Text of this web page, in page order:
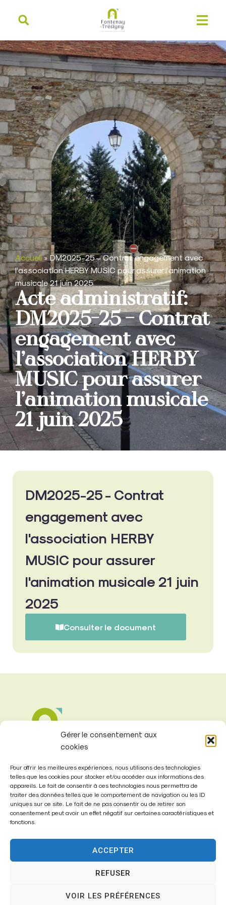
Gérer le consentement aux
cookies
Pour offrir les meilleures expériences, nous utilisons des technologies
telles que les cookies pour stocker et/ou accéder aux informations des
appareils. Le fait de consentir à ces technologies nous permettra de
traiter des données telles que le comportement de navigation ou les ID
uniques sur ce site. Le fait de ne pas consentir ou de retirer son
consentement peut avoir un effet négatif sur certaines caractéristiques et
fonctions.
ACCEPTER
REFUSER
VOIR LES PRÉFÉRENCES
principal
Accueil»DM2025-25 – Contrat engagement avec
l’association HERBY MUSIC pour assurer l’animation
musicale 21 juin 2025
Acte administratif:
DM2025-25 – Contrat
engagement avec
l’association HERBY
MUSIC pour assurer
l’animation musicale
21 juin 2025
DM2025-25 - Contrat
engagement avec
l'association HERBY
MUSIC pour assurer
l'animation musicale 21 juin
2025
Consulter le document
Mairie de
Fontenay-Trésigny
Mairie,
77610 – Fontenay-Trésigny